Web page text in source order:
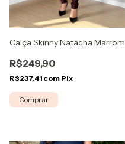
Calça Skinny Natacha Marrom
R$249,90
R$237,41 com Pix
Comprar